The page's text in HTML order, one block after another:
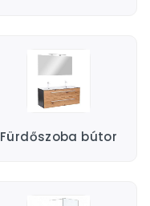
Fürdőszoba bútor